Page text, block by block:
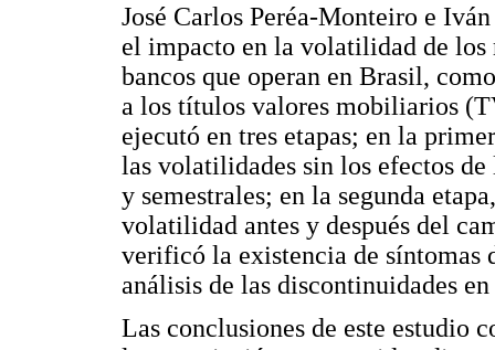
José Carlos Peréa-Monteiro e
el impacto en la volatilidad de los
bancos que operan en Brasil,
a los títulos valores mobiliarios
ejecutó en tres etapas; en la
las volatilidades sin los efectos
y semestrales; en la segunda
volatilidad antes y después del
verificó la existencia de síntomas
análisis de las discontinuidades
Las conclusiones de este estudio